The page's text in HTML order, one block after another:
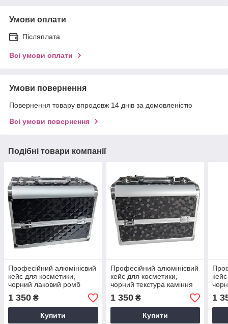
Умови оплати
Післяплата
Всі умови оплати
Умови повернення
Повернення товару впродовж 14 днів за домовленістю
Всі умови повернення
Подібні товари компанії
Професійний алюмінієвий
кейс для косметики,
чорний лаковий ромб
1 350 ₴
Купити
Професійний алюмінієвий
кейс для косметики,
чорний текстура каміння
1 350₴
Купити
1